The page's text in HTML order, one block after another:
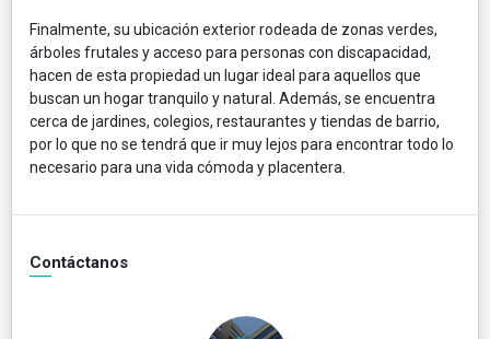
Finalmente, su ubicación exterior rodeada de zonas verdes,
árboles frutales y acceso para personas con discapacidad,
hacen de esta propiedad un lugar ideal para aquellos que
buscan un hogar tranquilo y natural. Además, se encuentra
cerca de jardines, colegios, restaurantes y tiendas de barrio,
por lo que no se tendrá que ir muy lejos para encontrar todo lo
necesario para una vida cómoda y placentera.
Contáctanos